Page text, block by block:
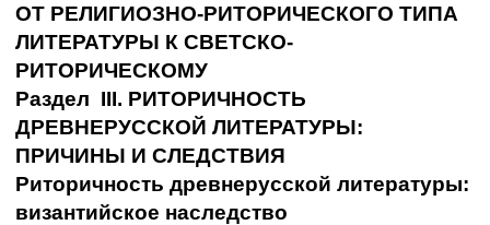
ОТ РЕЛИГИОЗНО-РИТОРИЧЕСКОГО ТИПА
ЛИТЕРАТУРЫ К СВЕТСКО-
РИТОРИЧЕСКОМУ
Раздел III. РИТОРИЧНОСТЬ
ДРЕВНЕРУССКОЙ ЛИТЕРАТУРЫ:
ПРИЧИНЫ И СЛЕДСТВИЯ
Риторичность древнерусской литературы:
византийское наследство